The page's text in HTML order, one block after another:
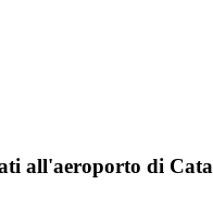
all'aeroporto di